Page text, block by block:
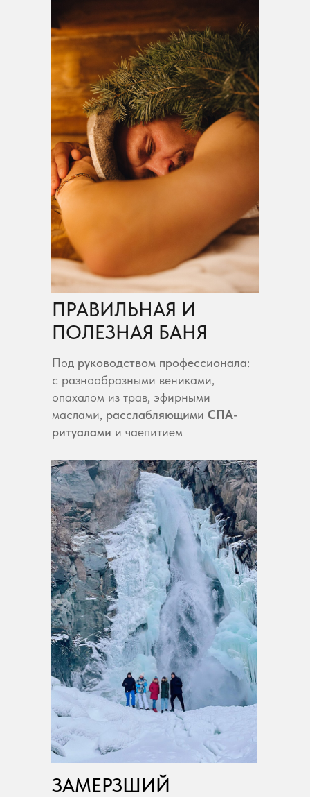
ПРАВИЛЬНАЯ И
ПОЛЕЗНАЯ БАНЯ
ЗАМЕРЗШИЙ
Под руководством профессионала:
с разнообразными вениками,
опахалом из трав, эфирными
маслами, расслабляющими СПА-
ритуалами и чаепитием